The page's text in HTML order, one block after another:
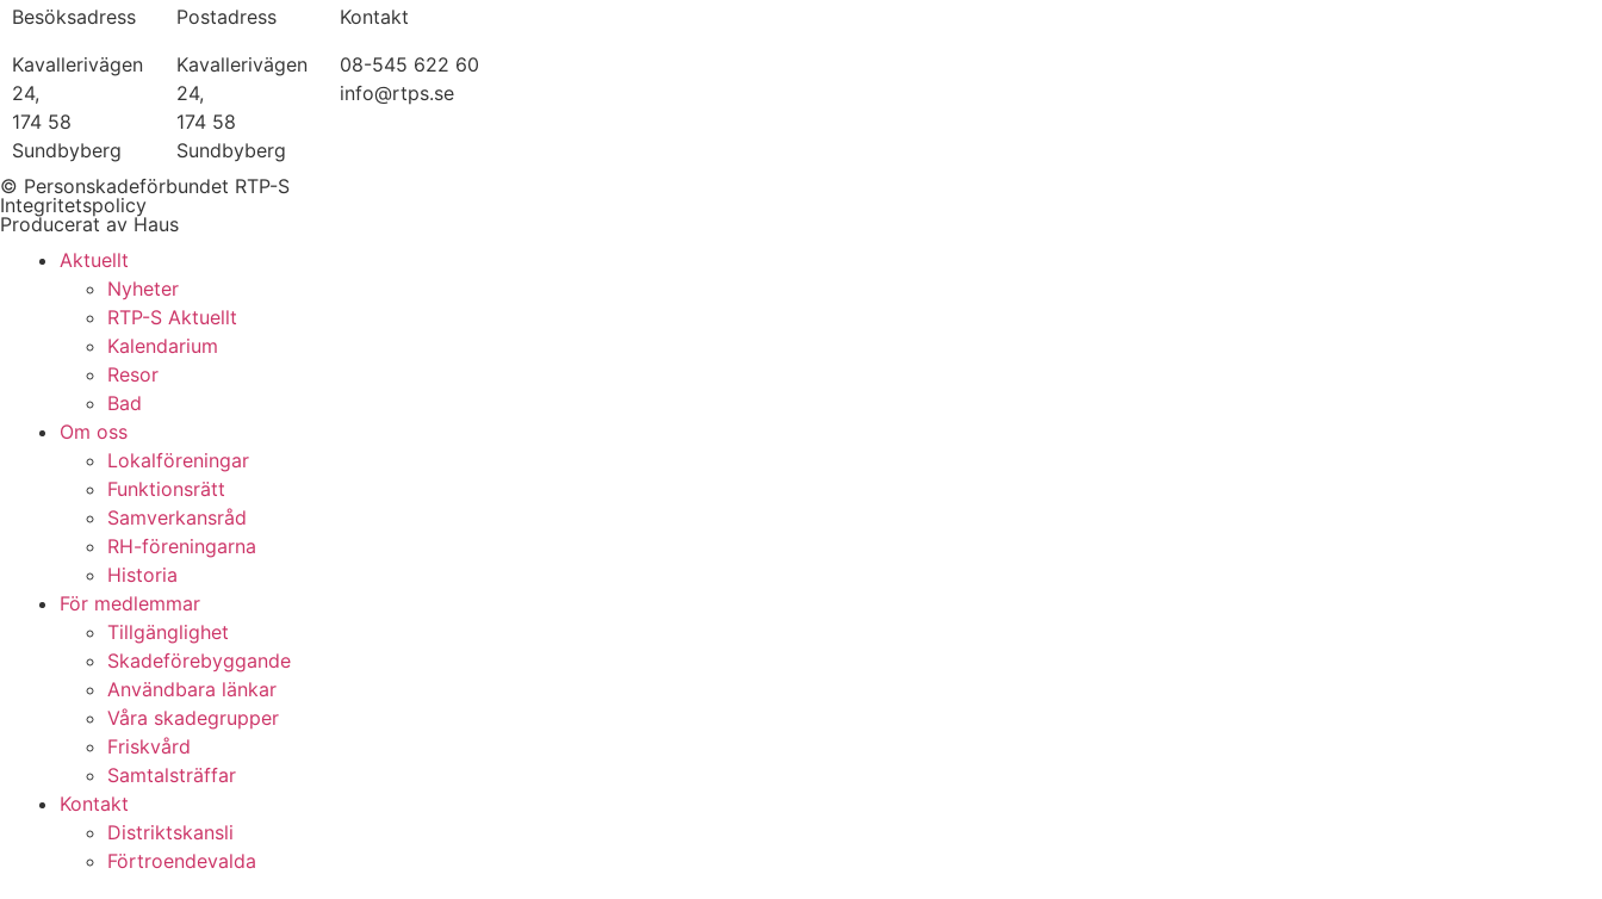
Besöksadress
Kavallerivägen
24,
174 58
Sundbyberg
Postadress
Kavallerivägen
24,
174 58
Sundbyberg
Kontakt
08-545 622 60
info@rtps.se
© Personskadeförbundet RTP-S
Integritetspolicy
Producerat av Haus
Aktuellt
Nyheter
RTP-S Aktuellt
Kalendarium
Resor
Bad
Om oss
Lokalföreningar
Funktionsrätt
Samverkansråd
RH-föreningarna
Historia
För medlemmar
Tillgänglighet
Skadeförebyggande
Användbara länkar
Våra skadegrupper
Friskvård
Samtalsträffar
Kontakt
Distriktskansli
Förtroendevalda